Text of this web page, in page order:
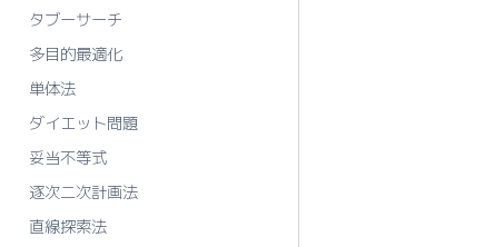
タブーサーチ
多目的最適化
単体法
ダイエット問題
妥当不等式
逐次二次計画法
直線探索法